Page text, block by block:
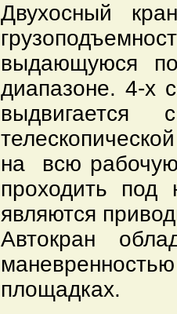
Двухосный
выдающуюся
диапазоне. 4-х
выдвигается
на всю
проходить под
являются
Автокран
площадках.